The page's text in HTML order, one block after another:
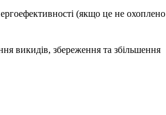
(якщо це не охоплено
викидів, збереження та збільшення